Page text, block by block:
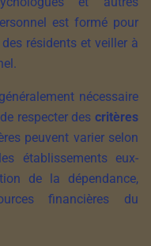
est formé pour
résidents et veiller à
nécessaire
respecter des critères
peuvent varier selon
établissements eux-
de la dépendance,
financières du